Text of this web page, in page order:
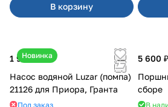
В корзину
Новинка
1 990 ₽
Насос водяной Luzar (помпа)
21126 для Приора, Гранта
Под заказ
5 600 ₽
сборе
В